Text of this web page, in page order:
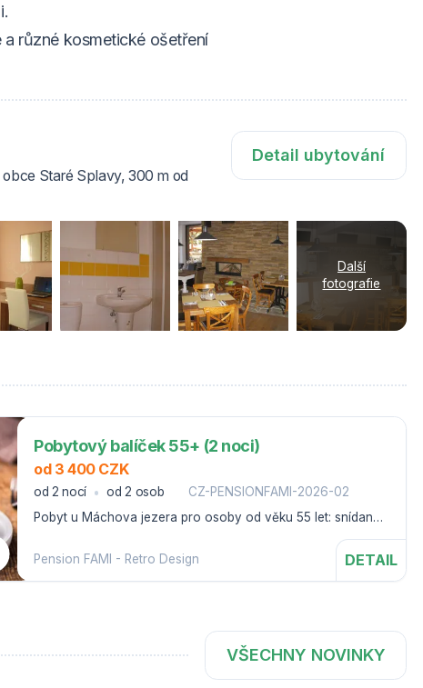
různé kosmetické ošetření
obce Staré Splavy, 300 m od
Detail ubytování
Další
fotografie
Pobytový balíček 55+ (2 noci)
od 3 400 CZK
od 2 nocí od 2 osob
CZ-PENSIONFAMI-2026-02
Pobyt u Máchova jezera pro osoby od věku 55 let: snídaně,
Pension FAMI - Retro Design
DETAIL
VŠECHNY NOVINKY